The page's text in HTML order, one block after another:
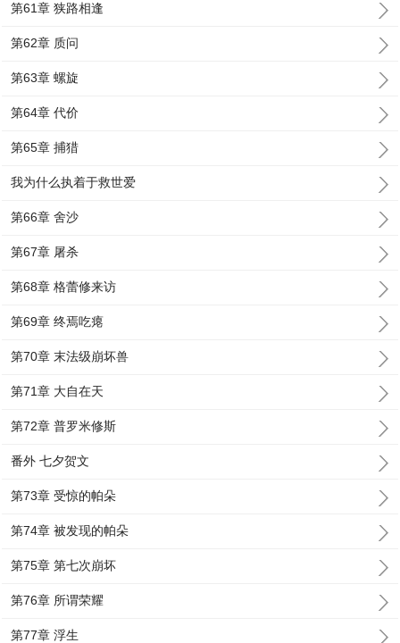
第61章 狭路相逢
第62章 质问
第63章 螺旋
第64章 代价
第65章 捕猎
我为什么执着于救世爱
第66章 舍沙
第67章 屠杀
第68章 格蕾修来访
第69章 终焉吃瘪
第70章 末法级崩坏兽
第71章 大自在天
第72章 普罗米修斯
番外 七夕贺文
第73章 受惊的帕朵
第74章 被发现的帕朵
第75章 第七次崩坏
第76章 所谓荣耀
第77章 浮生